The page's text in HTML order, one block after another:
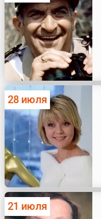
28 июля
21 июля